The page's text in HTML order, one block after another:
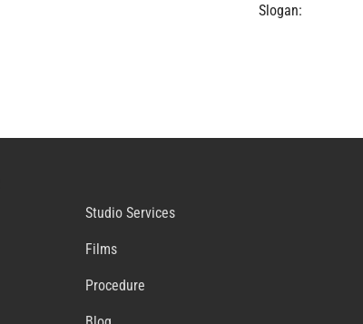
Slogan:
Studio Services
Films
Procedure